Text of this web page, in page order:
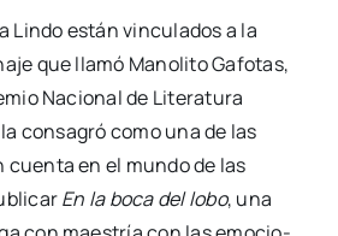
Lin­do están vin­cu­la­dos a la
que lla­mó Mano­li­to Gafo­tas,
Nacio­nal de Lite­ra­tu­ra
con­sa­gró como una de las
cuen­ta en el mun­do de las
En la boca del lobo, una